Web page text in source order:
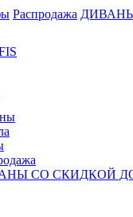
Распродажа
СО СКИДКОЙ ДО